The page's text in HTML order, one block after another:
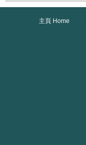
主頁 Home